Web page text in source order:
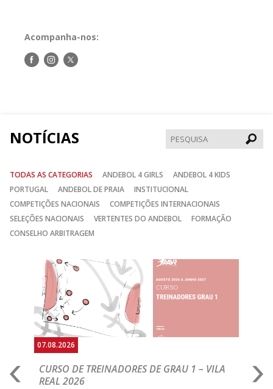
Acompanha-nos:
Siga-Siga-Siga-
NOTÍCIAS
TODAS AS CATEGORIAS ANDEBOL 4 GIRLS
ANDEBOL 4 KIDS
PORTUGAL
ANDEBOL DE PRAIA
INSTITUCIONAL
COMPETIÇÕES NACIONAIS
COMPETIÇÕES INTERNACIONAIS
SELEÇÕES NACIONAIS
VERTENTES DO ANDEBOL
FORMAÇÃO
CONSELHO ARBITRAGEM
07.08.2026
CURSO DE TREINADORES DE GRAU 1 – VILA
REAL 2026
Anterior